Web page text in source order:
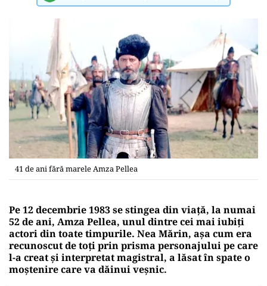
41 de ani fără marele Amza Pellea
Pe 12 decembrie 1983 se stingea din viaţă, la numai
52 de ani, Amza Pellea, unul dintre cei mai iubiți
actori din toate timpurile. Nea Mărin, așa cum era
recunoscut de toți prin prisma personajului pe care
l-a creat și interpretat magistral, a lăsat în spate o
moștenire care va dăinui veșnic.